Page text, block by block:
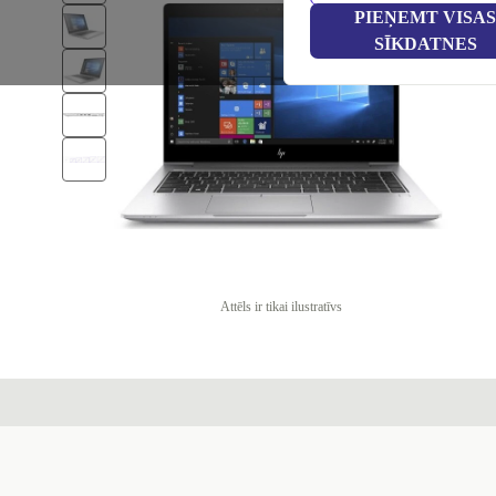
PIEŅEMT VISAS
SĪKDATNES
Attēls ir tikai ilustratīvs